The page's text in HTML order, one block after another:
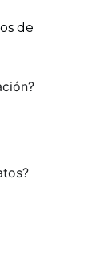
de